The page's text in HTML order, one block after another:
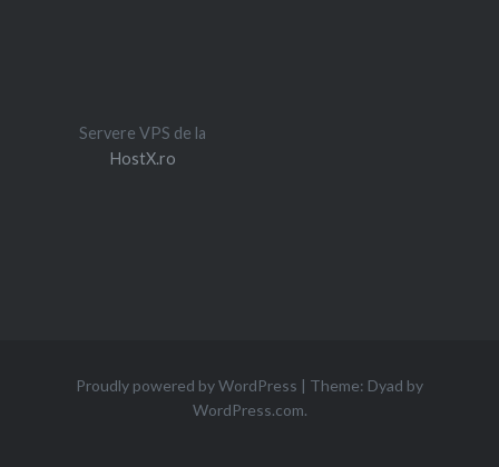
Servere VPS de la
HostX.ro
Proudly powered by WordPress | Theme: Dyad by
WordPress.com.